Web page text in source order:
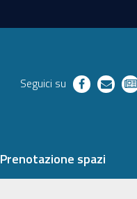
Seguici su facebook
Prenotazione spazi